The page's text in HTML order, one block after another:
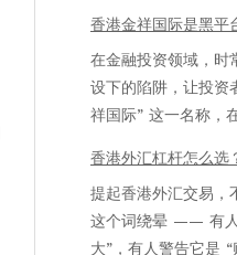
香港金祥国际是黑平
在金融投资领域，时
设下的陷阱，让投资
祥国际” 这一名称，
香港外汇杠杆怎么选
提起香港外汇交易，
这个词绕晕 —— 有
大”，有人警告它是